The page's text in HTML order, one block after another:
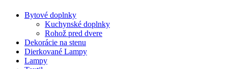
Bytové doplnky
Kuchynské doplnky
Rohož pred dvere
Dekorácie na stenu
Dierkované Lampy
Lampy